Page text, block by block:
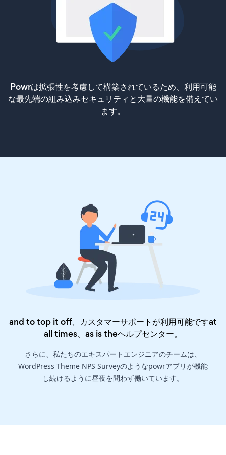
Powrは拡張性を考慮して構築されているため、利用可能
な最先端の組み込みセキュリティと大量の機能を備えてい
ます。
and to top it off、カスタマーサポートが利用可能ですat
all times、as is theヘルプセンター。
さらに、私たちのエキスパートエンジニアのチームは、
WordPress Theme NPS Surveyのようなpowrアプリが機能
し続けるように昼夜を問わず働いています。